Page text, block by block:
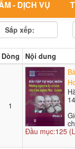
- DỊCH VỤ
Sắp xếp:
Dòng Nội dung
1
Đầu mục:125